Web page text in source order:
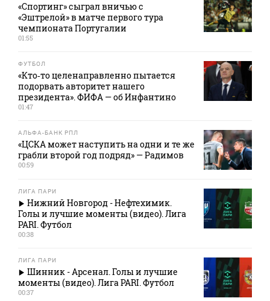
«Спортинг» сыграл вничью с
«Эштрелой» в матче первого тура
чемпионата Португалии
01:55
ФУТБОЛ
«Кто‑то целенаправленно пытается
подорвать авторитет нашего
президента». ФИФА — об Инфантино
01:47
АЛЬФА-БАНК РПЛ
«ЦСКА может наступить на одни и те же
грабли второй год подряд» — Радимов
00:59
ЛИГА ПАРИ
Нижний Новгород - Нефтехимик.
Голы и лучшие моменты (видео). Лига
PARI. Футбол
00:38
ЛИГА ПАРИ
Шинник - Арсенал. Голы и лучшие
моменты (видео). Лига PARI. Футбол
00:37